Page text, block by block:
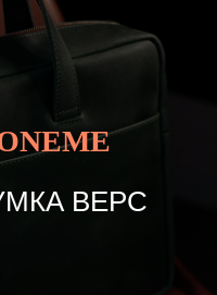
ВЕРС